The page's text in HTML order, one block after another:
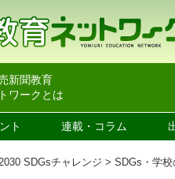
新聞教育
ワークとは
ト 連載・コラム
SDGsチャレンジ SDGs・学